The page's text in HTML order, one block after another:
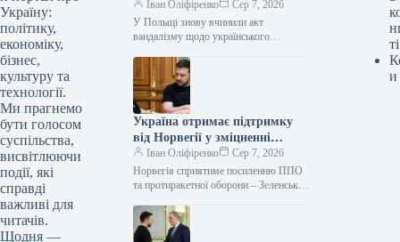
Україну:
політику,
економіку,
бізнес,
культуру та
технології.
Ми прагнемо
бути голосом
суспільства,
висвітлюючи
події, які
справді
важливі для
читачів.
Щодня —
посольство вимагає від влади
вжити заходів
Іван Оліфіренко
Сер 7, 2026
У Польщі знову вчинили акт
вандалізму щодо українського
реакції влади Фото 06.08.2026 14:26
Укрінформ Посольство України…
Україна отримає підтримку
від Норвегії у зміцненні
протиповітряної оборони та
протиракетного захисту.
Іван Оліфіренко
Сер 7, 2026
Норвегія сприятиме посиленню ППО
та протиракетної оборони – Зеленський
виявила готовність допомогти Україні
з отриманням засобів…
ті
и